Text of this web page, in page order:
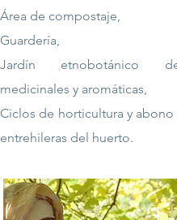
Área de compostaje,
Guardería,
Jardín etnobotánico
medicinales y aromáticas,
Ciclos de horticultura y abono
entrehileras del huerto.